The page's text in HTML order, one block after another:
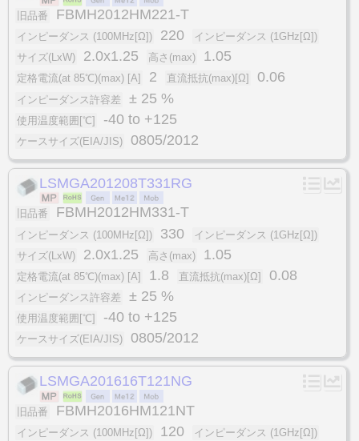
旧品番 FBMH2012HM221-T
インピーダンス (100MHz[Ω]) 220
インピーダンス (1GHz[Ω])
サイズ(LxW)
2.0x1.25 高さ(max) 1.05
定格電流(at 85℃)(max) [A] 2 直流抵抗(max)[Ω] 0.06
インピーダンス許容差 ± 25 %
使用温度範囲[℃] -40 to +125
ケースサイズ(EIA/JIS) 0805/2012
LSMGA201208T331RG
旧品番 FBMH2012HM331-T
インピーダンス (100MHz[Ω]) 330
インピーダンス (1GHz[Ω])
サイズ(LxW)
2.0x1.25 高さ(max) 1.05
定格電流(at 85℃)(max) [A] 1.8 直流抵抗(max)[Ω] 0.08
インピーダンス許容差 ± 25 %
使用温度範囲[℃] -40 to +125
ケースサイズ(EIA/JIS) 0805/2012
LSMGA201616T121NG
旧品番 FBMH2016HM121NT
インピーダンス (100MHz[Ω]) 120
インピーダンス (1GHz[Ω])